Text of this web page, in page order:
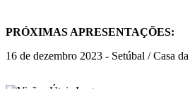
PRÓXIMAS APRESENTAÇÕES:
16 de dezembro 2023 - Setúbal / Casa